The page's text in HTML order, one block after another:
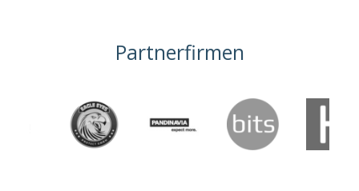
Partnerfirmen